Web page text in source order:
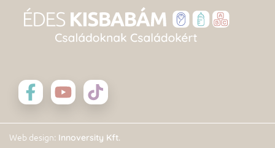
Web design: Innoversity Kft.